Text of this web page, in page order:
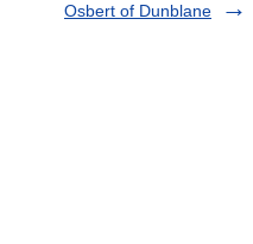
Osbert of Dunblane